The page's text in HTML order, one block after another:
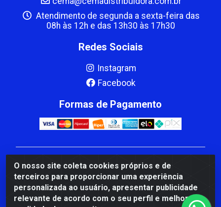
O nosso site coleta cookies próprios e de
terceiros para proporcionar uma experiência
personalizada ao usuário, apresentar publicidade
relevante de acordo com o seu perfil e melhorar a
Atendimento de segunda a sexta-feira das
08h às 12h e das 13h30 às 17h30
Redes Sociais
Instagram
Facebook
Formas de Pagamento
CBP MACEDO COMERCIO PEÇAS LTDA Matriz - av
Mauro Miranda Madureira, 1249 - Coramara , Cachoeiro
de Itapemirim/ES - CEP 29.311-310 - CNPJ
00.502.680/0001-41